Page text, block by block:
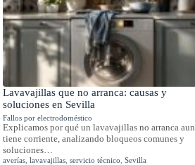
Lavavajillas que no arranca: causas y
soluciones en Sevilla
Fallos por electrodoméstico
Explicamos por qué un lavavajillas no arranca
tiene corriente, analizando bloqueos comunes y
soluciones…
averías ,lavavajillas ,servicio técnico ,Sevilla